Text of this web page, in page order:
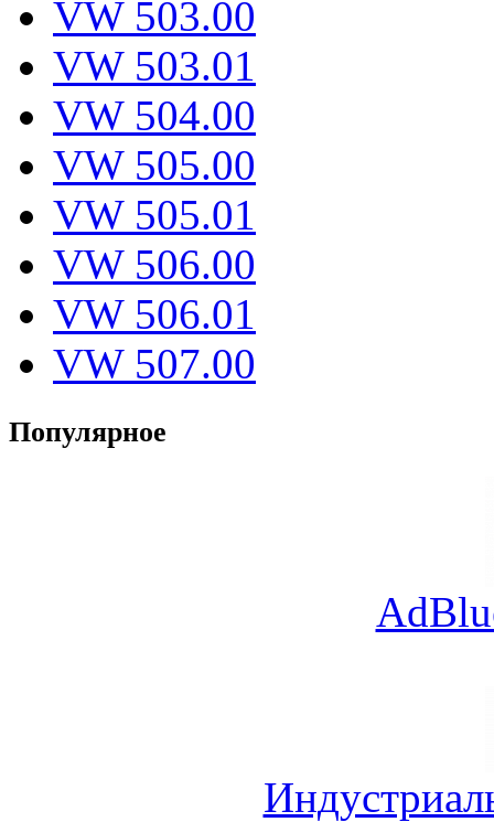
VW 503.00
VW 503.01
VW 504.00
VW 505.00
VW 505.01
VW 506.00
VW 506.01
VW 507.00
Популярное